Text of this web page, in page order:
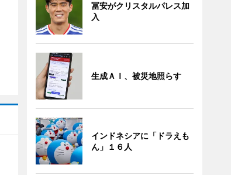
冨安がクリスタルパレス加
入
生成ＡＩ、被災地照らす
インドネシアに「ドラえも
ん」１６人